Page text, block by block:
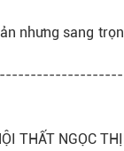
nhưng sang
THẤT NGỌC